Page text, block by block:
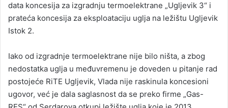
data koncesija za izgradnju termoelektrane „Ugljevik 3“ i
prateća koncesija za eksploataciju uglja na ležištu Ugljevik
Istok 2.
Iako od izgradnje termoelektrane nije bilo ništa, a zbog
nedostatka uglja u međuvremenu je doveden u pitanje rad
postojeće RiTE Ugljevik, Vlada nije raskinula koncesioni
ugovor, već je dala saglasnost da se preko firme „Gas-